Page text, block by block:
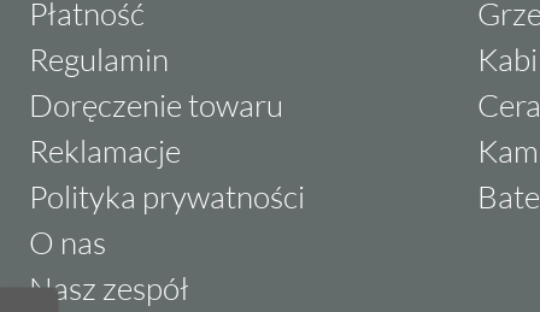
Płatność
Regulamin
Doręczenie towaru
Reklamacje
Polityka prywatności
O nas
Nasz zespół